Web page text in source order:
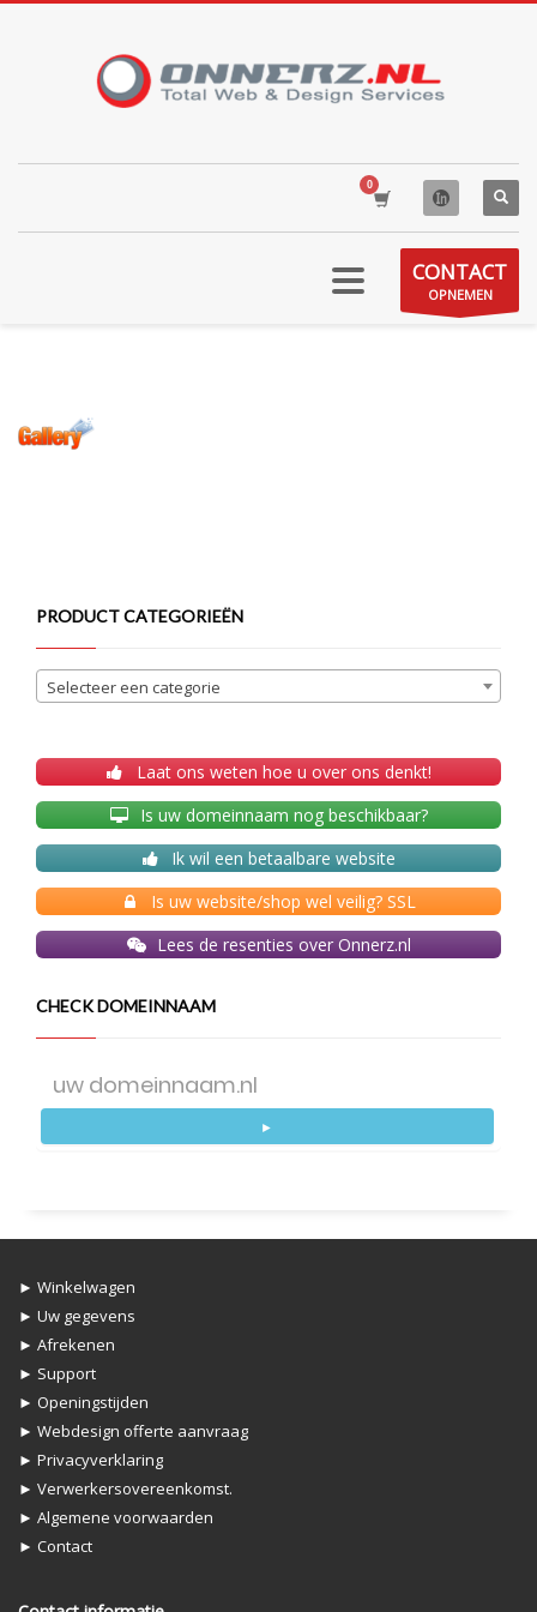
CONTACT
OPNEMEN
PRODUCT CATEGORIEËN
Selecteer een categorie
Laat ons weten hoe u over ons denkt!
Is uw domeinnaam nog beschikbaar?
Ik wil een betaalbare website
Is uw website/shop wel veilig? SSL
Lees de resenties over Onnerz.nl
CHECK DOMEINNAAM
►
► Winkelwagen
► Uw gegevens
► Afrekenen
► Support
► Openingstijden
► Webdesign offerte aanvraag
► Privacyverklaring
► Verwerkersovereenkomst.
► Algemene voorwaarden
► Contact